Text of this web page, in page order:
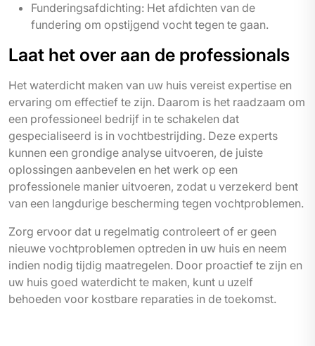
Funderingsafdichting: Het afdichten van de
fundering om opstijgend vocht tegen te gaan.
Laat het over aan de professionals
Het waterdicht maken van uw huis vereist expertise en
ervaring om effectief te zijn. Daarom is het raadzaam om
een professioneel bedrijf in te schakelen dat
gespecialiseerd is in vochtbestrijding. Deze experts
kunnen een grondige analyse uitvoeren, de juiste
oplossingen aanbevelen en het werk op een
professionele manier uitvoeren, zodat u verzekerd bent
van een langdurige bescherming tegen vochtproblemen.
Zorg ervoor dat u regelmatig controleert of er geen
nieuwe vochtproblemen optreden in uw huis en neem
indien nodig tijdig maatregelen. Door proactief te zijn en
uw huis goed waterdicht te maken, kunt u uzelf
behoeden voor kostbare reparaties in de toekomst.